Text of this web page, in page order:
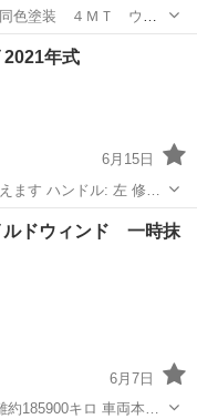
色塗装 ４ＭＴ ウォ
年式
6月15日
す ハンドル: 左 修…
6月7日
走行距離約185900キロ 車両本…